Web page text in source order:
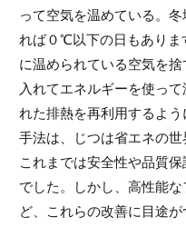
って空気を温めている。
れば０℃以下の日もあり
に温められている空気を
入れてエネルギーを使っ
れた排熱を再利用するよ
手法は、じつは省エネの世
これまでは安全性や品質
でした。しかし、高性能
ど、これらの改善に目途